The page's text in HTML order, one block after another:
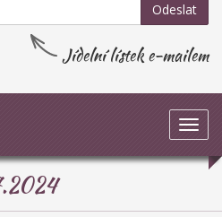
Odeslat
Jídelní lístek e-mailem